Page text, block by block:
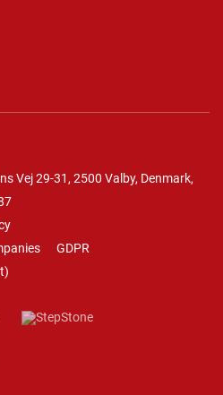
Vej 29-31, 2500 Valby, Denmark,
GDPR
)